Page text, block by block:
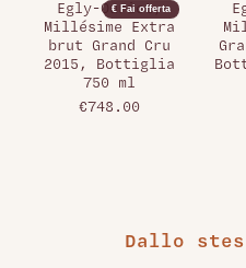
€ Fai offerta
Egly-Ouriet,
Millésime Extra
brut Grand Cru
2015, Bottiglia
750 ml
€748.00
Dallo